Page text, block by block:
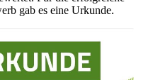
gab es eine Urkunde.